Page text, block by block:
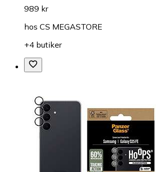
989 kr
hos CS MEGASTORE
+4 butiker